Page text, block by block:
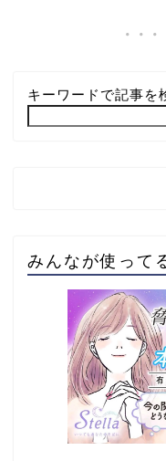
キーワードで記事を
みんなが使って